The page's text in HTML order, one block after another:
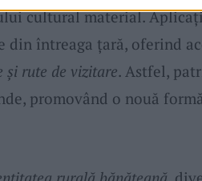
cultural material.
din întreaga țară, oferind
și rute de vizitare. Astfel,
promovând o nouă